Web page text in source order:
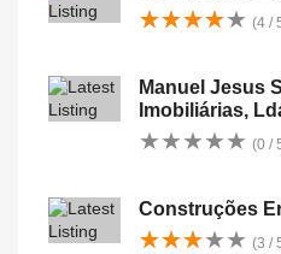
★★★★★
★★★★★ (4 /
Manuel Jesus
Imobiliárias,
★★★★★
★★★★★ (0 /
Construções
★★★★★
★★★★★ (3 /